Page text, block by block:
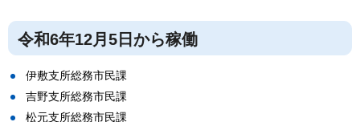
令和6年12月5日から稼働
伊敷支所総務市民課
吉野支所総務市民課
松元支所総務市民課